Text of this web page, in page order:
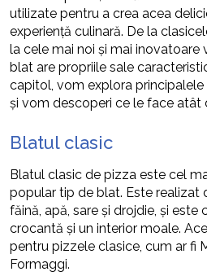
utilizate pentru a crea acea
experiență culinară. De la
la cele mai noi și mai inovatoare
blat are propriile sale
capitol, vom explora
și vom descoperi ce le face atât
Blatul clasic
Blatul clasic de pizza este cel
popular tip de blat. Este realizat
făină, apă, sare și drojdie, și
crocantă și un interior moale.
pentru pizzele clasice, cum ar fi
Formaggi.